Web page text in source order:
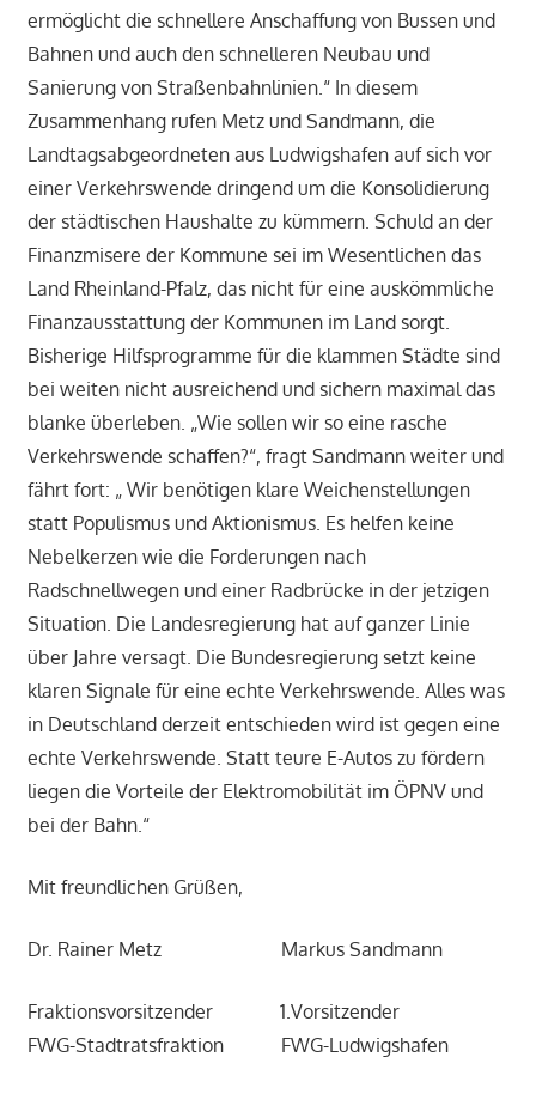
ermöglicht die schnellere Anschaffung von Bussen und
Bahnen und auch den schnelleren Neubau und
Sanierung von Straßenbahnlinien.“ In diesem
Zusammenhang rufen Metz und Sandmann, die
Landtagsabgeordneten aus Ludwigshafen auf sich vor
einer Verkehrswende dringend um die Konsolidierung
der städtischen Haushalte zu kümmern. Schuld an der
Finanzmisere der Kommune sei im Wesentlichen das
Land Rheinland-Pfalz, das nicht für eine auskömmliche
Finanzausstattung der Kommunen im Land sorgt.
Bisherige Hilfsprogramme für die klammen Städte sind
bei weiten nicht ausreichend und sichern maximal das
blanke überleben. „Wie sollen wir so eine rasche
Verkehrswende schaffen?“, fragt Sandmann weiter und
fährt fort: „ Wir benötigen klare Weichenstellungen
statt Populismus und Aktionismus. Es helfen keine
Nebelkerzen wie die Forderungen nach
Radschnellwegen und einer Radbrücke in der jetzigen
Situation. Die Landesregierung hat auf ganzer Linie
über Jahre versagt. Die Bundesregierung setzt keine
klaren Signale für eine echte Verkehrswende. Alles was
in Deutschland derzeit entschieden wird ist gegen eine
echte Verkehrswende. Statt teure E-Autos zu fördern
liegen die Vorteile der Elektromobilität im ÖPNV und
bei der Bahn.“
Mit freundlichen Grüßen,
Dr. Rainer Metz Markus Sandmann
Fraktionsvorsitzender 1.Vorsitzender
FWG-Stadtratsfraktion FWG-Ludwigshafen